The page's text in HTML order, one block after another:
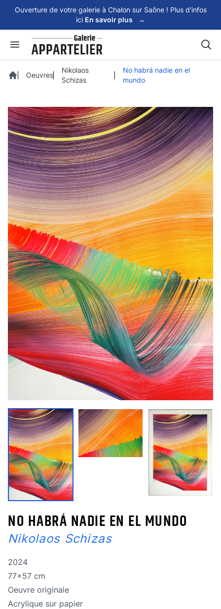
Ouverture de votre galerie à Chalon sur Saône ! Plus d'infos
ici En savoir plus →
Oeuvres
Nikolaos
Schizas
No habrá nadie en el
mundo
NO HABRÁ NADIE EN EL MUNDO
Nikolaos Schizas
Année de réalisation
2024
Dimensions
77x57 cm
Oeuvre originale
Oeuvre originale
Technique
Acrylique sur papier
Panneau de gestion des cookies